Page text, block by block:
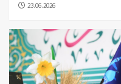
23.06.2026